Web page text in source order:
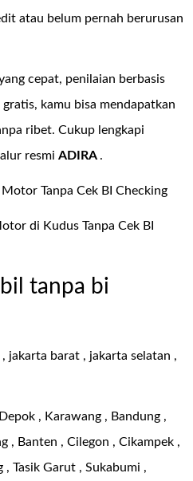
atau belum pernah berurusan
cepat, penilaian berbasis
kamu bisa mendapatkan
ribet. Cukup lengkapi
resmi ADIRA .
Tanpa Cek BI Checking
di Kudus Tanpa Cek BI
tanpa bi
jakarta barat , jakarta selatan ,
, Karawang , Bandung ,
, Banten , Cilegon , Cikampek ,
Tasik Garut , Sukabumi ,